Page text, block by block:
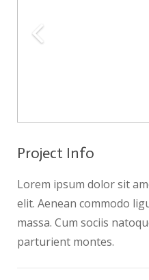
Project Info
Lorem ipsum dolor sit
elit. Aenean commodo
massa. Cum sociis
parturient montes.